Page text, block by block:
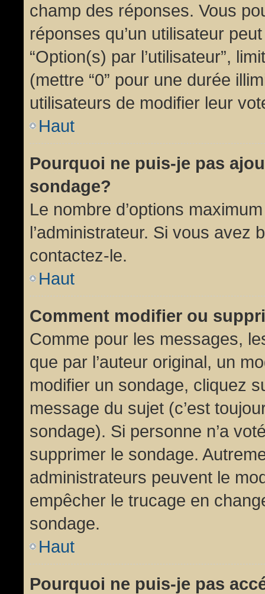
champ des réponses. Vous
réponses qu’un utilisateur
“Option(s) par l’utilisateur”,
(mettre “0” pour une durée
utilisateurs de modifier leur
Haut
Pourquoi ne puis-je pas
sondage?
Le nombre d’options
l’administrateur. Si vous avez
contactez-le.
Haut
Comment modifier ou
Comme pour les messages,
que par l’auteur original, un
modifier un sondage, cliquez
message du sujet (c’est
sondage). Si personne n’a
supprimer le sondage.
administrateurs peuvent le
empêcher le trucage en
sondage.
Haut
Pourquoi ne puis-je pas